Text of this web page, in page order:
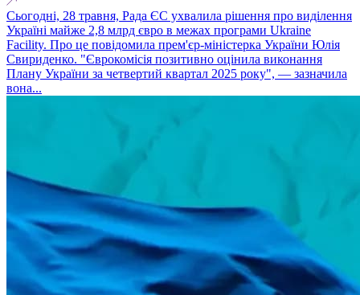
Сьогодні, 28 травня, Рада ЄС ухвалила рішення про виділення
Україні майже 2,8 млрд євро в межах програми Ukraine
Facility. Про це повідомила прем'єр-міністерка України Юлія
Свириденко. "Єврокомісія позитивно оцінила виконання
Плану України за четвертий квартал 2025 року", — зазначила
вона...